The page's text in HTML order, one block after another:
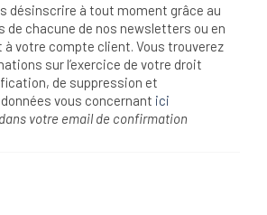
désinscrire à tout moment grâce au
de chacune de nos newsletters ou en
votre compte client. Vous trouverez
sur l’exercice de votre droit
de suppression et
vous concernant ici
votre email de confirmation